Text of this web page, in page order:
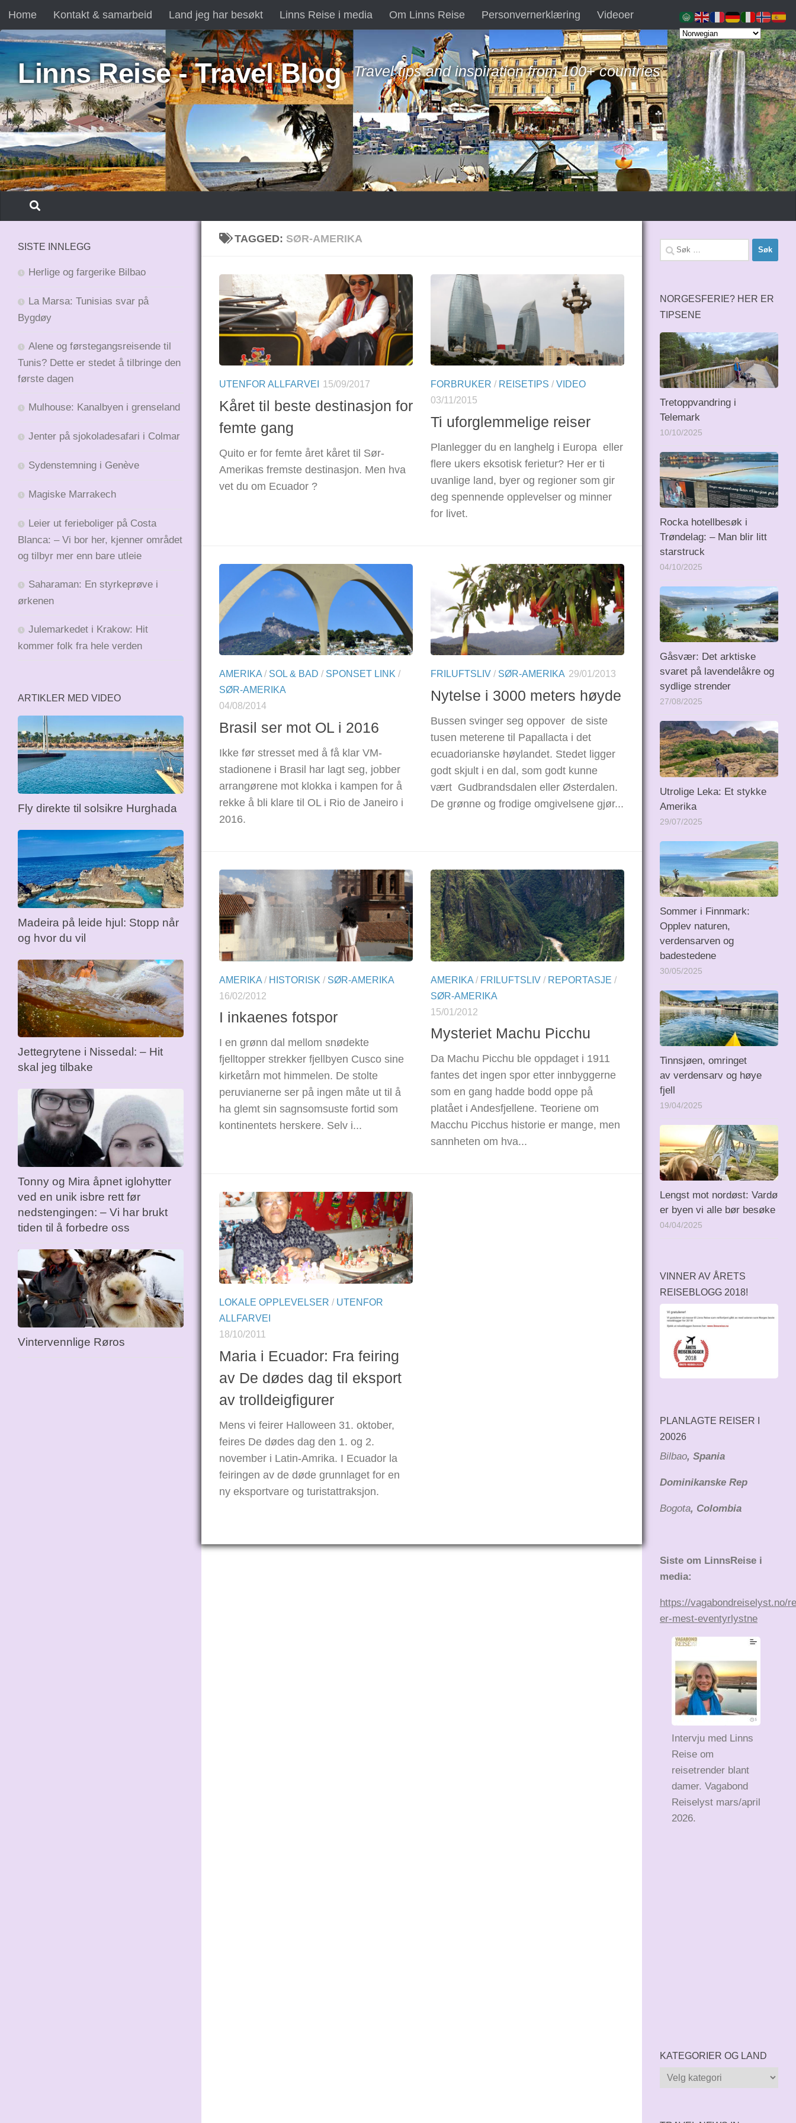
Skip to content
Home Kontakt & samarbeid Land jeg har besøkt Linns Reise i media Om Linns Reise Personvernerklæring Videoer
Linns Reise - Travel Blog Travel tips and inspiration from 100+ countries
TAGGED: SØR-AMERIKA
UTENFOR ALLFARVEI 15/09/2017
Kåret til beste destinasjon for
femte gang
Quito er for femte året kåret til Sør-
Amerikas fremste destinasjon. Men hva
vet du om Ecuador ?
FORBRUKER / REISETIPS / VIDEO
03/11/2015
Ti uforglemmelige reiser
Planlegger du en langhelg i Europa eller
flere ukers eksotisk ferietur? Her er ti
uvanlige land, byer og regioner som gir
deg spennende opplevelser og minner
for livet.
AMERIKA / SOL & BAD / SPONSET LINK /
SØR-AMERIKA
04/08/2014
Brasil ser mot OL i 2016
Ikke før stresset med å få klar VM-
stadionene i Brasil har lagt seg, jobber
arrangørene mot klokka i kampen for å
rekke å bli klare til OL i Rio de Janeiro i
2016.
FRILUFTSLIV / SØR-AMERIKA 29/01/2013
Nytelse i 3000 meters høyde
Bussen svinger seg oppover de siste
tusen meterene til Papallacta i det
ecuadorianske høylandet. Stedet ligger
godt skjult i en dal, som godt kunne
vært Gudbrandsdalen eller Østerdalen.
De grønne og frodige omgivelsene gjør...
AMERIKA / HISTORISK / SØR-AMERIKA
16/02/2012
I inkaenes fotspor
I en grønn dal mellom snødekte
fjelltopper strekker fjellbyen Cusco sine
kirketårn mot himmelen. De stolte
peruvianerne ser på ingen måte ut til å
ha glemt sin sagnsomsuste fortid som
kontinentets herskere. Selv i...
AMERIKA / FRILUFTSLIV / REPORTASJE /
SØR-AMERIKA
15/01/2012
Mysteriet Machu Picchu
Da Machu Picchu ble oppdaget i 1911
fantes det ingen spor etter innbyggerne
som en gang hadde bodd oppe på
platået i Andesfjellene. Teoriene om
Macchu Picchus historie er mange, men
sannheten om hva...
LOKALE OPPLEVELSER / UTENFOR
ALLFARVEI
18/10/2011
Maria i Ecuador: Fra feiring
av De dødes dag til eksport
av trolldeigfigurer
Mens vi feirer Halloween 31. oktober,
feires De dødes dag den 1. og 2.
november i Latin-Amrika. I Ecuador la
feiringen av de døde grunnlaget for en
ny eksportvare og turistattraksjon.
SISTE INNLEGG
Herlige og fargerike Bilbao
La Marsa: Tunisias svar på
Bygdøy
Alene og førstegangsreisende til
Tunis? Dette er stedet å tilbringe den
første dagen
Mulhouse: Kanalbyen i grenseland
Jenter på sjokoladesafari i Colmar
Sydenstemning i Genève
Magiske Marrakech
Leier ut ferieboliger på Costa
Blanca: – Vi bor her, kjenner området
og tilbyr mer enn bare utleie
Saharaman: En styrkeprøve i
ørkenen
Julemarkedet i Krakow: Hit
kommer folk fra hele verden
ARTIKLER MED VIDEO
Fly direkte til solsikre Hurghada
Madeira på leide hjul: Stopp når
og hvor du vil
Jettegrytene i Nissedal: – Hit
skal jeg tilbake
Tonny og Mira åpnet iglohytter
ved en unik isbre rett før
nedstengingen: – Vi har brukt
tiden til å forbedre oss
Vintervennlige Røros
Søk
etter:
NORGESFERIE? HER ER
TIPSENE
Tretoppvandring i
Telemark
10/10/2025
Rocka hotellbesøk i
Trøndelag: – Man blir litt
starstruck
04/10/2025
Gåsvær: Det arktiske
svaret på lavendelåkre og
sydlige strender
27/08/2025
Utrolige Leka: Et stykke
Amerika
29/07/2025
Sommer i Finnmark:
Opplev naturen,
verdensarven og
badestedene
30/05/2025
Tinnsjøen, omringet
av verdensarv og høye
fjell
19/04/2025
Lengst mot nordøst: Vardø
er byen vi alle bør besøke
04/04/2025
VINNER AV ÅRETS
REISEBLOGG 2018!
PLANLAGTE REISER I
20026
Bilbao, Spania
Dominikanske Rep
Bogota, Colombia
Siste om LinnsReise i
media:
https://vagabondreiselyst.no/
er-mest-eventyrlystne
Intervju med Linns
Reise om
reisetrender blant
damer. Vagabond
Reiselyst mars/april
2026.
KATEGORIER OG LAND
Kategorier